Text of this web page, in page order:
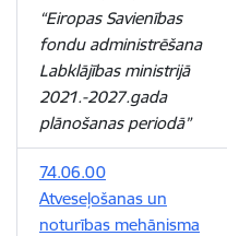
“Eiropas Savienības
fondu administrēšana
Labklājības ministrijā
2021.-2027.gada
plānošanas periodā”
74.06.00
Atveseļošanas un
noturības mehānisma